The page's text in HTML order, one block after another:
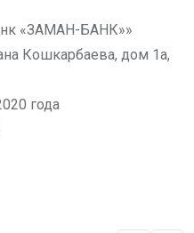
«ЗАМАН-БАНК»»
Кошкарбаева, дом 1а,
года